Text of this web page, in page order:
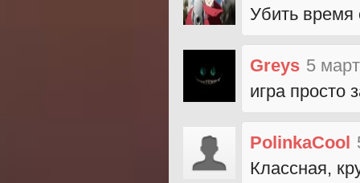
Убить время
Greys 5
игра просто
PolinkaCool
Классная,